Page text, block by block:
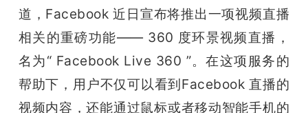
中
GAIR
道，Facebook 近日宣布将推出一项视频直播
相关的重磅功能—— 360 度环景视频直播，
名为“ Facebook Live 360 ”。在这项服务的
帮助下，用户不仅可以看到Facebook 直播的
视频内容，还能通过鼠标或者移动智能手机的